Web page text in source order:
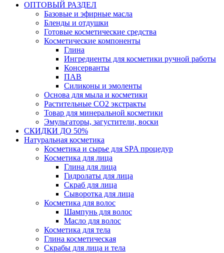
ОПТОВЫЙ РАЗДЕЛ
Базовые и эфирные масла
Бленды и отдушки
Готовые косметические средства
Косметические компоненты
Глина
Ингредиенты для косметики ручной работы
Консерванты
ПАВ
Силиконы и эмоленты
Основа для мыла и косметики
Растительные СО2 экстракты
Товар для минеральной косметики
Эмульгаторы, загустители, воски
СКИДКИ ДО 50%
Натуральная косметика
Косметика и сырье для SPA процедур
Косметика для лица
Глина для лица
Гидролаты для лица
Скраб для лица
Сыворотка для лица
Косметика для волос
Шампунь для волос
Масло для волос
Косметика для тела
Глина косметическая
Скрабы для лица и тела